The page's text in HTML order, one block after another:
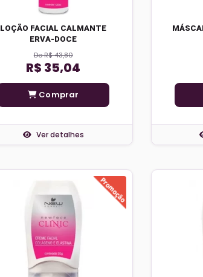
LOÇÃO FACIAL CALMANTE
ERVA-DOCE
De R$ 43,80
R$ 35,04
Comprar
Ver detalhes